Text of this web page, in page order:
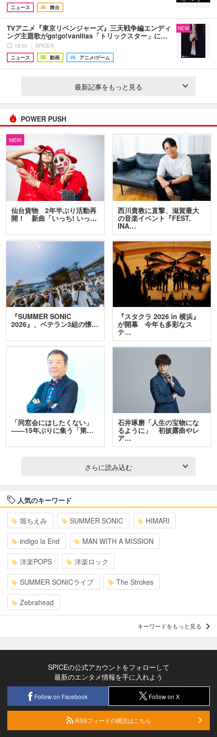
ニュース
舞台
TVアニメ『東京リベンジャーズ』三天戦争編エンディ
ング主題歌がgo!go!vanillas「トリックスター」に…
18:00 ｜ SPICER
ニュース
動画 アニメ/ゲーム
NEW
最新記事をもっと見る
POWER PUSH
NEW
仙台貨物 2年半ぶり活動再
開！ 新曲「いっち! いっ…
西川貴教に直撃、滋賀最大
の音楽イベント『FEST.
INA…
『SUMMER SONIC
2026』、ベテラン3組の懐…
『スタクラ 2026 in 横浜』
が開幕 今年も多彩なス
テ…
「同窓会にはしたくない」
――15年ぶりに集う「第…
石井琢磨「人生の宝物にな
るように」 初披露曲やレ
ア…
さらに読み込む
人気のキーワード
堀ちえみ SUMMER SONIC HIMARI
indigo la End MAN WITH A MISSION
洋楽POPS 洋楽ロック
SUMMER SONICライブ The Strokes
Zebrahead
キーワードをもっと見る
SPICEの公式アカウントをフォローして
最新のエンタメ情報を手に入れよう
Follow on Facebook Follow on X
RSSフィードの購読はこちら